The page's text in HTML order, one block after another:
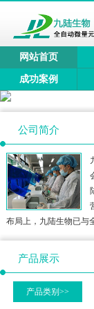
网站首页
成功案例
公司简介
布局上，九陆生物已与
态圈。公司产品矩阵涵
产品展示
产品类别>>